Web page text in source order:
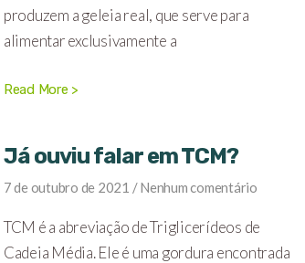
produzem a geleia real, que serve para
alimentar exclusivamente a
Read More >
Já ouviu falar em TCM?
7 de outubro de 2021 Nenhum comentário
TCM é a abreviação de Triglicerídeos de
Cadeia Média. Ele é uma gordura encontrada